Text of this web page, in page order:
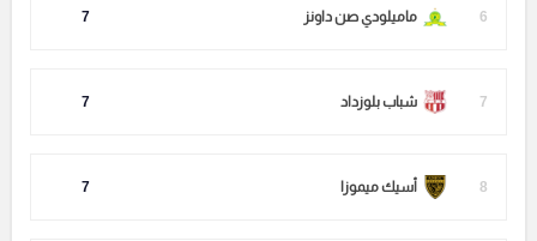
6 ماميلودي صن داونز 7
7 شباب بلوزداد 7
8 أسيك ميموزا 7